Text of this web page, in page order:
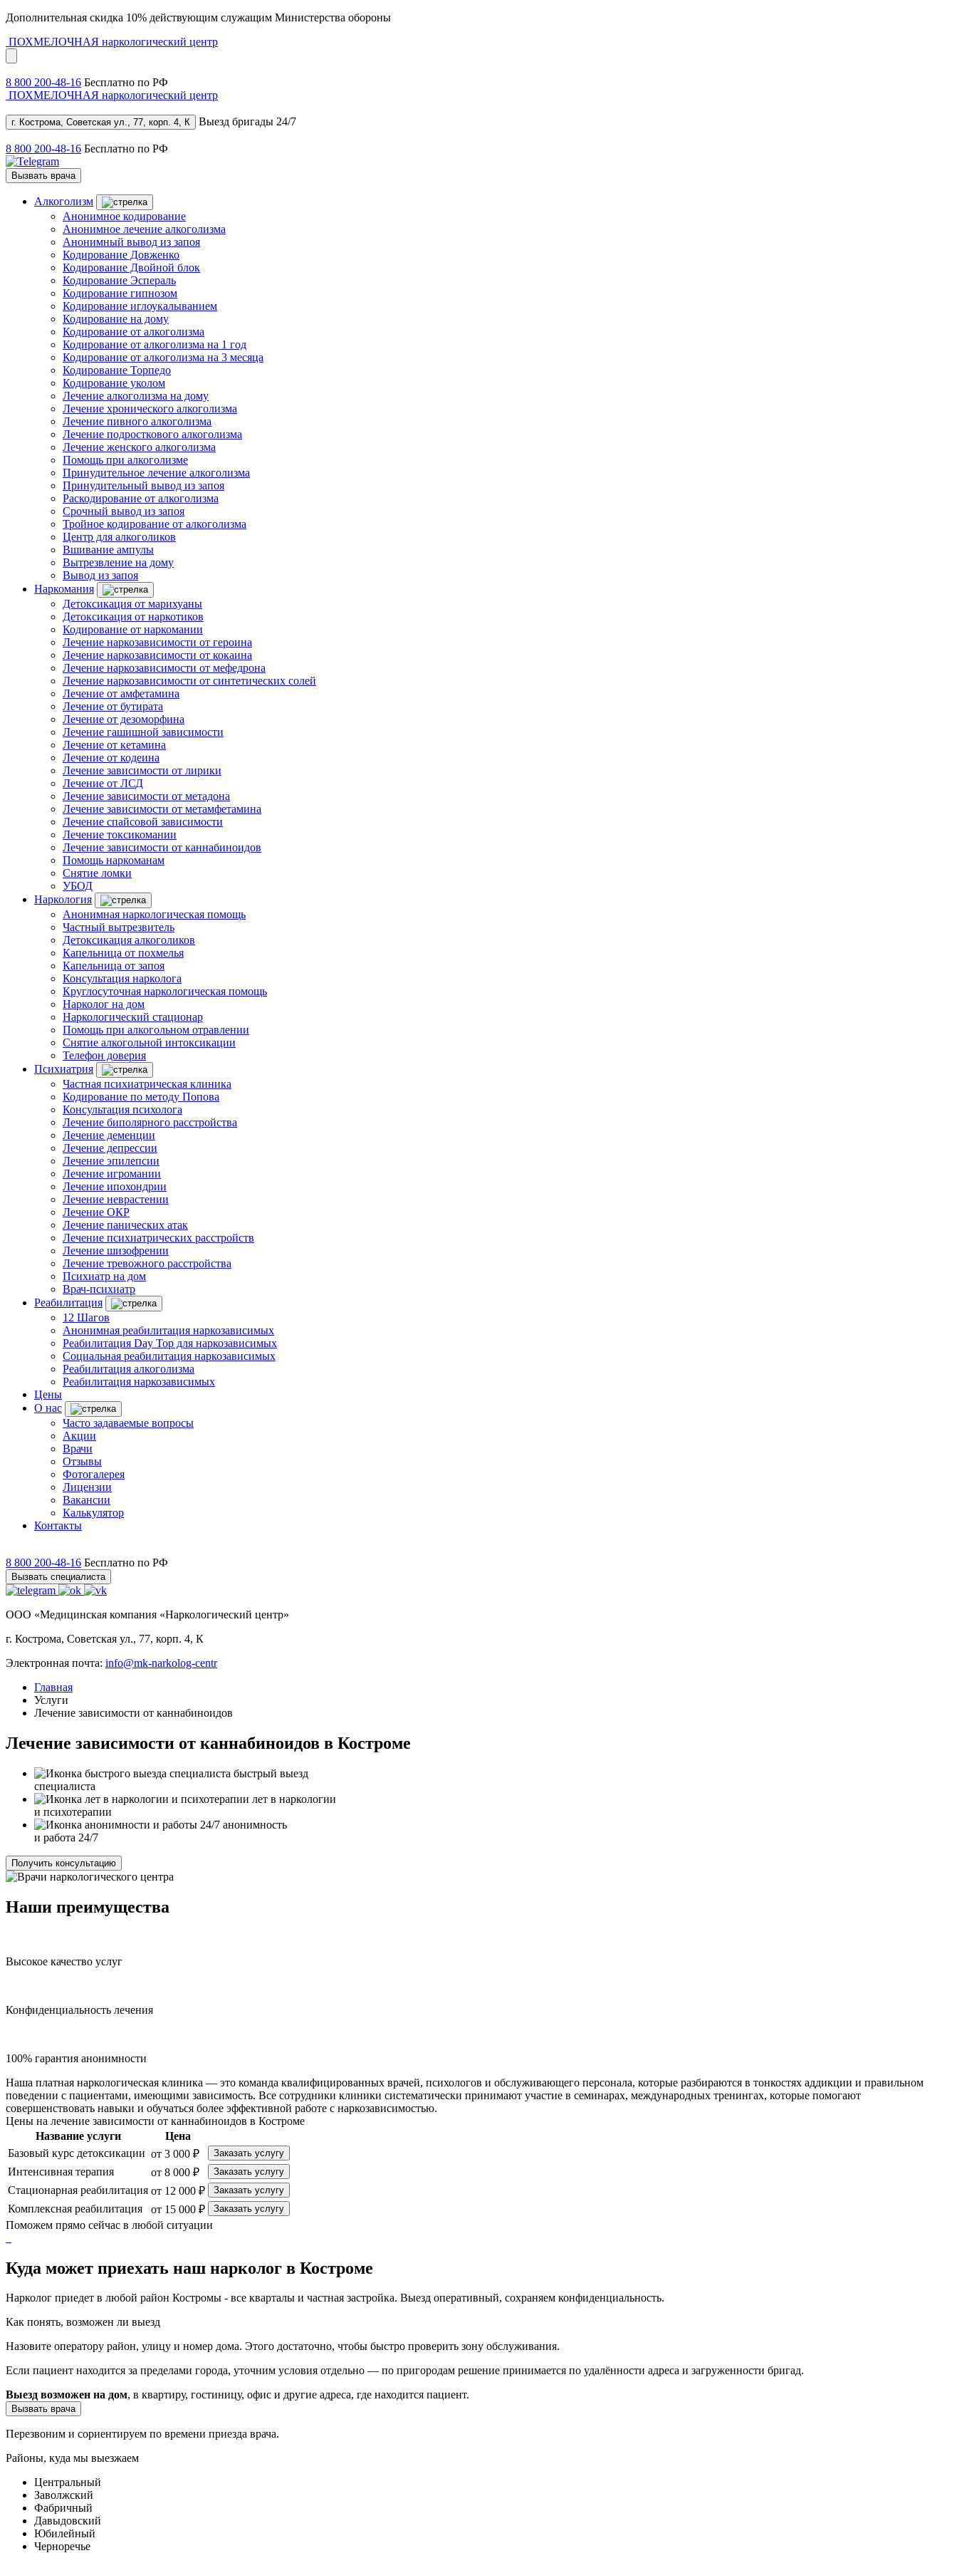
Дополнительная скидка 10% действующим служащим Министерства обороны
ПОХМЕЛОЧНАЯ наркологический центр
8 800 200-48-16 Бесплатно по РФ
ПОХМЕЛОЧНАЯ наркологический центр
г. Кострома, Советская ул., 77, корп. 4, К Выезд бригады 24/7
8 800 200-48-16 Бесплатно по РФ
Вызвать врача
Алкоголизм
Анонимное кодирование
Анонимное лечение алкоголизма
Анонимный вывод из запоя
Кодирование Довженко
Кодирование Двойной блок
Кодирование Эспераль
Кодирование гипнозом
Кодирование иглоукалыванием
Кодирование на дому
Кодирование от алкоголизма
Кодирование от алкоголизма на 1 год
Кодирование от алкоголизма на 3 месяца
Кодирование Торпедо
Кодирование уколом
Лечение алкоголизма на дому
Лечение хронического алкоголизма
Лечение пивного алкоголизма
Лечение подросткового алкоголизма
Лечение женского алкоголизма
Помощь при алкоголизме
Принудительное лечение алкоголизма
Принудительный вывод из запоя
Раскодирование от алкоголизма
Срочный вывод из запоя
Тройное кодирование от алкоголизма
Центр для алкоголиков
Вшивание ампулы
Вытрезвление на дому
Вывод из запоя
Наркомания
Детоксикация от марихуаны
Детоксикация от наркотиков
Кодирование от наркомании
Лечение наркозависимости от героина
Лечение наркозависимости от кокаина
Лечение наркозависимости от мефедрона
Лечение наркозависимости от синтетических солей
Лечение от амфетамина
Лечение от бутирата
Лечение от дезоморфина
Лечение гашишной зависимости
Лечение от кетамина
Лечение от кодеина
Лечение зависимости от лирики
Лечение от ЛСД
Лечение зависимости от метадона
Лечение зависимости от метамфетамина
Лечение спайсовой зависимости
Лечение токсикомании
Лечение зависимости от каннабиноидов
Помощь наркоманам
Снятие ломки
УБОД
Наркология
Анонимная наркологическая помощь
Частный вытрезвитель
Детоксикация алкоголиков
Капельница от похмелья
Капельница от запоя
Консультация нарколога
Круглосуточная наркологическая помощь
Нарколог на дом
Наркологический стационар
Помощь при алкогольном отравлении
Снятие алкогольной интоксикации
Телефон доверия
Психиатрия
Частная психиатрическая клиника
Кодирование по методу Попова
Консультация психолога
Лечение биполярного расстройства
Лечение деменции
Лечение депрессии
Лечение эпилепсии
Лечение игромании
Лечение ипохондрии
Лечение неврастении
Лечение ОКР
Лечение панических атак
Лечение психиатрических расстройств
Лечение шизофрении
Лечение тревожного расстройства
Психиатр на дом
Врач-психиатр
Реабилитация
12 Шагов
Анонимная реабилитация наркозависимых
Реабилитация Day Top для наркозависимых
Социальная реабилитация наркозависимых
Реабилитация алкоголизма
Реабилитация наркозависимых
Цены
О нас
Часто задаваемые вопросы
Акции
Врачи
Отзывы
Фотогалерея
Лицензии
Вакансии
Калькулятор
Контакты
8 800 200-48-16 Бесплатно по РФ
Вызвать специалиста
ООО «Медицинская компания «Наркологический центр»
г. Кострома, Советская ул., 77, корп. 4, К
Электронная почта: info@mk-narkolog-centr
Главная
Услуги
Лечение зависимости от каннабиноидов
Лечение зависимости от каннабиноидов в Костроме
быстрый выезд
специалиста
лет в наркологии
и психотерапии
анонимность
и работа 24/7
Получить консультацию
Наши преимущества
Высокое качество услуг
Конфиденциальность лечения
100% гарантия анонимности
Наша платная наркологическая клиника — это команда квалифицированных врачей, психологов и обслуживающего персонала, которые разбираются в тонкостях аддикции и правильном
поведении с пациентами, имеющими зависимость. Все сотрудники клиники систематически принимают участие в семинарах, международных тренингах, которые помогают
совершенствовать навыки и обучаться более эффективной работе с наркозависимостью.
Цены на лечение зависимости от каннабиноидов в Костроме
Название услуги
Цена
Базовый курс детоксикации от 3 000 ₽ Заказать услугу
Интенсивная терапия от 8 000 ₽ Заказать услугу
Стационарная реабилитация от 12 000 ₽ Заказать услугу
Комплексная реабилитация от 15 000 ₽ Заказать услугу
Поможем прямо сейчас в любой ситуации
Куда может приехать наш нарколог в Костроме
Нарколог приедет в любой район Костромы - все кварталы и частная застройка. Выезд оперативный, сохраняем конфиденциальность.
Как понять, возможен ли выезд
Назовите оператору район, улицу и номер дома. Этого достаточно, чтобы быстро проверить зону обслуживания.
Если пациент находится за пределами города, уточним условия отдельно — по пригородам решение принимается по удалённости адреса и загруженности бригад.
Выезд возможен на дом, в квартиру, гостиницу, офис и другие адреса, где находится пациент.
Вызвать врача
Перезвоним и сориентируем по времени приезда врача.
Районы, куда мы выезжаем
Центральный
Заволжский
Фабричный
Давыдовский
Юбилейный
Черноречье